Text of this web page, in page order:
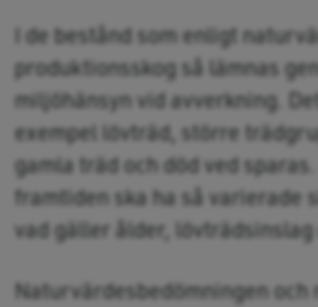
I de bestånd som enligt
produktionsskog så lämnas
miljöhänsyn vid avverkning.
exempel lövträd, större
gamla träd och död ved sparas.
framtiden ska ha så varierade
vad gäller ålder,
Naturvärdesbedömningen